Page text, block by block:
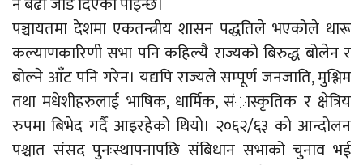
पञ्चायतमा देशमा एकतन्त्रीय शासन पद्धतिले भएकोले थारू
कल्याणकारिणी सभा पनि कहिल्यै राज्यको बिरुद्ध बोलेन र
बोल्ने आँट पनि गरेन। यद्यपि राज्यले सम्पूर्ण जनजाति, मुश्लिम
तथा मधेशीहरुलाई भाषिक, धार्मिक, संास्कृतिक र क्षेत्रिय
रुपमा बिभेद गर्दै आइरहेको थियो। २०६२/६३ को आन्दोलन
पश्चात संसद पुनःस्थापनापछि संबिधान सभाको चुनाव भई